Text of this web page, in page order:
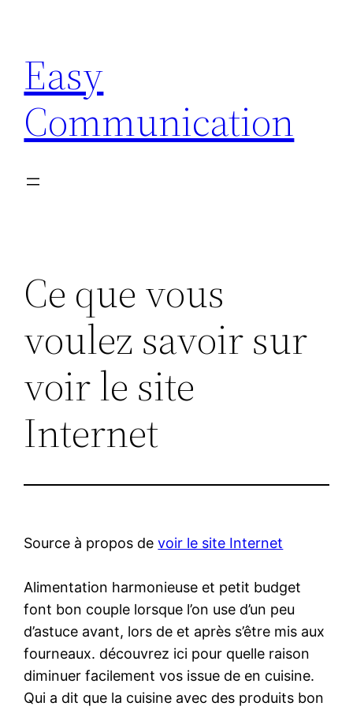
contenu
Easy
Communication
Ce que vous
voulez savoir sur
voir le site
Internet
Source à propos devoir le site Internet
Alimentation harmonieuse et petit budget
font bon couple lorsque l’on use d’un peu
d’astuce avant, lors de et après s’être mis aux
fourneaux. découvrez ici pour quelle raison
diminuer facilement vos issue de en cuisine.
Qui a dit que la cuisine avec des produits bon